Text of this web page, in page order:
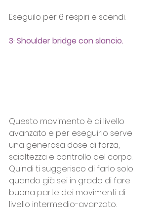
Eseguilo per 6 respiri e scendi.
3· Shoulder bridge con slancio.
Questo movimento è di livello
avanzato e per eseguirlo serve
una generosa dose di forza,
scioltezza e controllo del corpo.
Quindi ti suggerisco di farlo solo
quando già sei in grado di fare
buona parte dei movimenti di
livello intermedio-avanzato.